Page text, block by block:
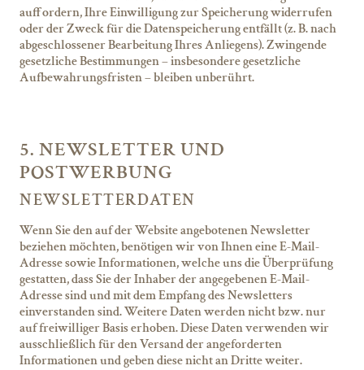
auffordern, Ihre Einwilligung zur Speicherung widerrufen
oder der Zweck für die Datenspeicherung entfällt (z. B. nach
abgeschlossener Bearbeitung Ihres Anliegens). Zwingende
gesetzliche Bestimmungen – insbesondere gesetzliche
Aufbewahrungsfristen – bleiben unberührt.
5. NEWSLETTER UND
POSTWERBUNG
NEWSLETTER­DATEN
Wenn Sie den auf der Website angebotenen Newsletter
beziehen möchten, benötigen wir von Ihnen eine E-Mail-
Adresse sowie Informationen, welche uns die Überprüfung
gestatten, dass Sie der Inhaber der angegebenen E-Mail-
Adresse sind und mit dem Empfang des Newsletters
einverstanden sind. Weitere Daten werden nicht bzw. nur
auf freiwilliger Basis erhoben. Diese Daten verwenden wir
ausschließlich für den Versand der angeforderten
Informationen und geben diese nicht an Dritte weiter.